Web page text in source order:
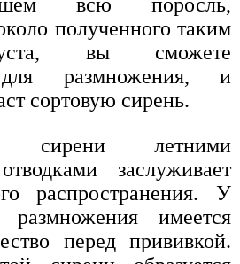
полученного таким
вы сможете
для размножения, и
сортовую сирень.
сирени летними
заслуживает
распространения. У
размножения имеется
перед прививкой.